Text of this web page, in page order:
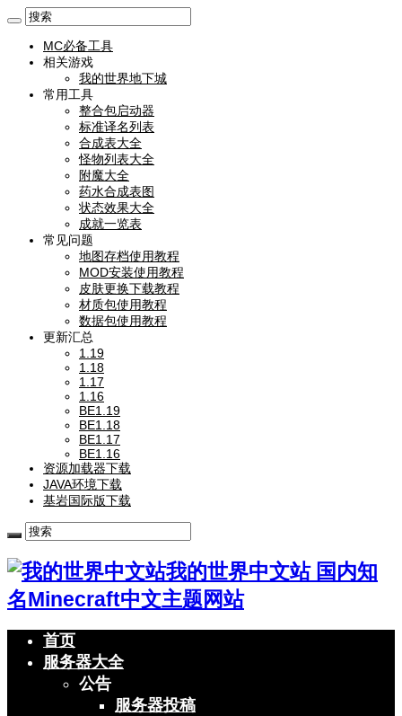
MC必备工具
相关游戏
我的世界地下城
常用工具
整合包启动器
标准译名列表
合成表大全
怪物列表大全
附魔大全
药水合成表图
状态效果大全
成就一览表
常见问题
地图存档使用教程
MOD安装使用教程
皮肤更换下载教程
材质包使用教程
数据包使用教程
更新汇总
1.19
1.18
1.17
1.16
BE1.19
BE1.18
BE1.17
BE1.16
资源加载器下载
JAVA环境下载
基岩国际版下载
我的世界中文站 国内知
名Minecraft中文主题网站
首页
服务器大全
公告
服务器投稿